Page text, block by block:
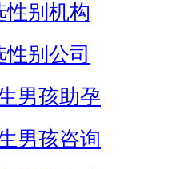
性别机构
性别公司
男孩助孕
男孩咨询